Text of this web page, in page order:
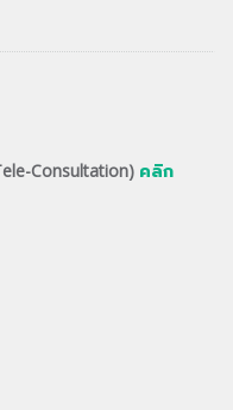
Consultation) คลิก